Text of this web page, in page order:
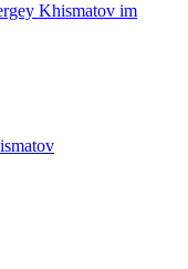
Khismatov im